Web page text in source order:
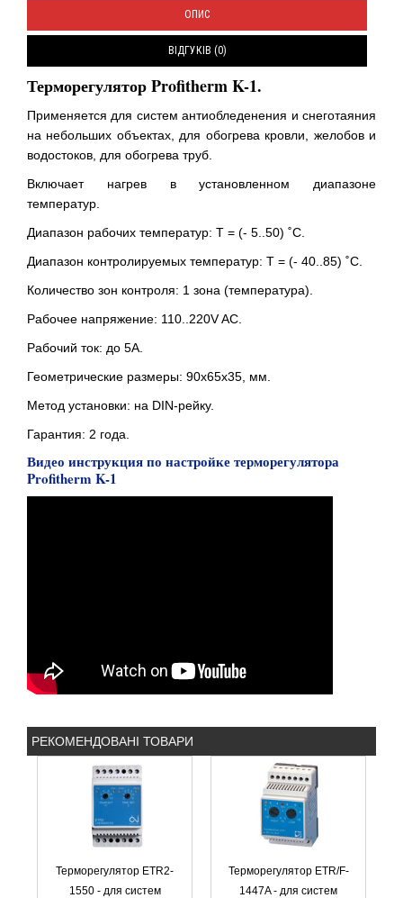
ОПИС
ВІДГУКІВ (0)
Терморегулятор Profitherm K-1.
Применяется для систем антиобледенения и снеготаяния
на небольших объектах, для обогрева кровли, желобов и
водостоков, для обогрева труб.
Включает нагрев в установленном диапазоне
температур.
Диапазон рабочих температур: Т = (- 5..50) ˚С.
Диапазон контролируемых температур: Т = (- 40..85) ˚С.
Количество зон контроля: 1 зона (температура).
Рабочее напряжение: 110..220V AC.
Рабочий ток: до 5А.
Геометрические размеры: 90х65х35, мм.
Метод установки: на DIN-рейку.
Гарантия: 2 года.
Видео инструкция по настройке терморегулятора
Profitherm K-1
РЕКОМЕНДОВАНІ ТОВАРИ
Терморегулятор ETR2-
1550 - для систем
Терморегулятор ETR/F-
1447A - для систем